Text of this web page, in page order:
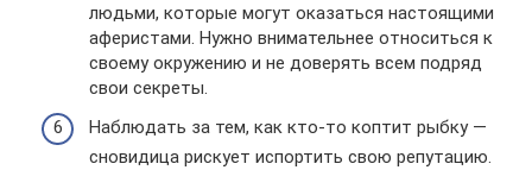
людьми, которые могут оказаться настоящими
аферистами. Нужно внимательнее относиться к
своему окружению и не доверять всем подряд
свои секреты.
Наблюдать за тем, как кто-то коптит рыбку —
сновидица рискует испортить свою репутацию.